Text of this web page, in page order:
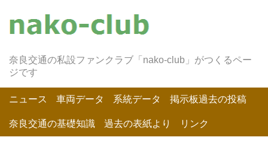
奈良交通の私設ファンクラブ「nako-club」がつくるペー
ジです
ニュース 車両データ 系統データ 掲示板過去の投稿
奈良交通の基礎知識 過去の表紙より リンク